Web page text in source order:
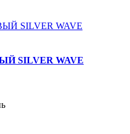
SILVER WAVE